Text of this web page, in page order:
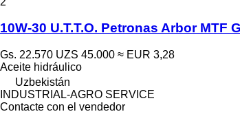
10W-30 U.T.T.O. Petronas Arbor MTF
Gs. 22.570 UZS 45.000 ≈ EUR 3,28
Aceite hidráulico
Uzbekistán
INDUSTRIAL-AGRO SERVICE
Contacte con el vendedor